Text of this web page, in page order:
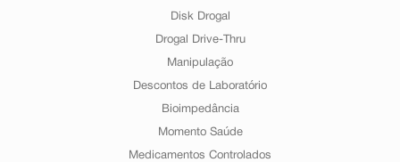
Disk Drogal
Drogal Drive-Thru
Manipulação
Descontos de Laboratório
Bioimpedância
Momento Saúde
Medicamentos Controlados